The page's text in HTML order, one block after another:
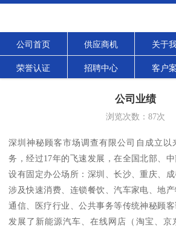
公司首页 供应商机 关于
荣誉认证 招聘中心 客户
公司业绩
浏览次数： 87次
深圳神秘顾客市场调查有限公司自成立以
务，经过17年的飞速发展，在全国北部、
设有固定办公场所：深圳、长沙、重庆、
涉及快速消费、连锁餐饮、汽车家电、地
通信、医疗行业、公共事务等传统神秘顾
发展了新能源汽车、在线网店（淘宝、京